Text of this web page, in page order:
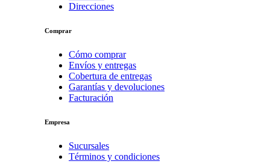
Direcciones
Comprar
Cómo comprar
Envíos y entregas
Cobertura de entregas
Garantías y devoluciones
Facturación
Empresa
Sucursales
Términos y condiciones